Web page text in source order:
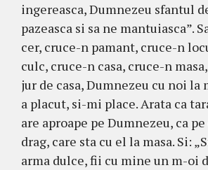
ingereasca, Dumnezeu sfantul
pazeasca si sa ne mantuiasca”.
cer, cruce-n pamant, cruce-n
culc, cruce-n casa, cruce-n
jur de casa, Dumnezeu cu noi la
a placut, si-mi place. Arata ca
are aproape pe Dumnezeu, ca
drag, care sta cu el la masa. Si:
arma dulce, fii cu mine un m-oi